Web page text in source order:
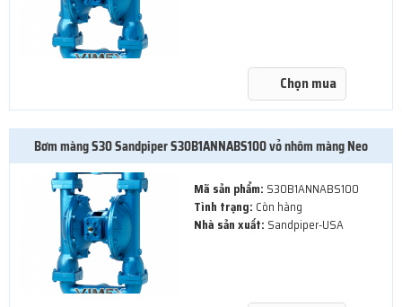
Chọn mua
Bơm màng S30 Sandpiper S30B1ANNABS100 vỏ nhôm màng Neo
Mã sản phẩm: S30B1ANNABS100
Tình trạng: Còn hàng
Nhà sản xuất: Sandpiper-USA